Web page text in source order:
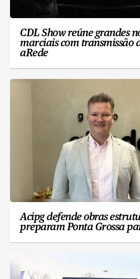
CDL Show reúne grandes
marciais com transmissão
aRede
Acipg defende obras
preparam Ponta Grossa